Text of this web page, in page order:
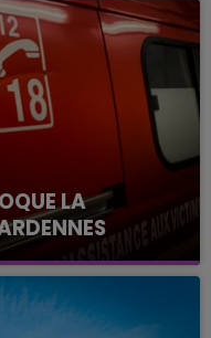
LA
ce mercredi en